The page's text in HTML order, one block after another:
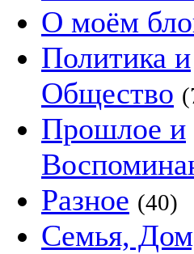
О моём
Политика и
Общество
Прошлое и
Разное (40)
Семья,